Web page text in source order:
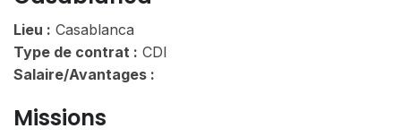
Lieu : Casablanca
Type de contrat : CDI
Salaire/Avantages :
Missions